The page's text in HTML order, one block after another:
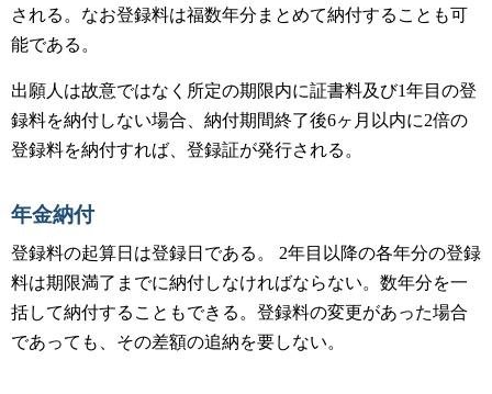
される。なお登録料は福数年分まとめて納付することも可
能である。
出願人は故意ではなく所定の期限内に証書料及び1年目の登
録料を納付しない場合、納付期間終了後6ヶ月以内に2倍の
登録料を納付すれば、登録証が発行される。
年金納付
登録料の起算日は登録日である。 2年目以降の各年分の登録
料は期限満了までに納付しなければならない。数年分を一
括して納付することもできる。登録料の変更があった場合
であっても、その差額の追納を要しない。